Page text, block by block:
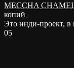
MECCHA
копий
Это инди-проект, в
05